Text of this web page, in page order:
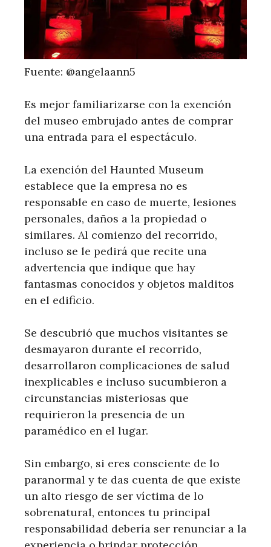
Fuente: @angelaann5
Es mejor familiarizarse con la exención
del museo embrujado antes de comprar
una entrada para el espectáculo.
La exención del Haunted Museum
establece que la empresa no es
responsable en caso de muerte, lesiones
personales, daños a la propiedad o
similares. Al comienzo del recorrido,
incluso se le pedirá que recite una
advertencia que indique que hay
fantasmas conocidos y objetos malditos
en el edificio.
Se descubrió que muchos visitantes se
desmayaron durante el recorrido,
desarrollaron complicaciones de salud
inexplicables e incluso sucumbieron a
circunstancias misteriosas que
requirieron la presencia de un
paramédico en el lugar.
Sin embargo, si eres consciente de lo
paranormal y te das cuenta de que existe
un alto riesgo de ser víctima de lo
sobrenatural, entonces tu principal
responsabilidad debería ser renunciar a la